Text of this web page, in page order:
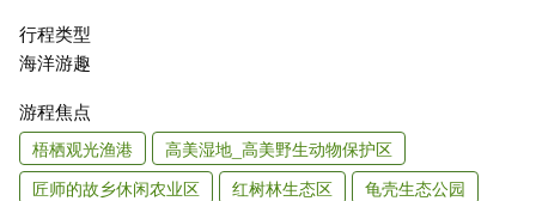
行程类型
海洋游趣
游程焦点
梧栖观光渔港
高美湿地_高美野生动物保护区
匠师的故乡休闲农业区
红树林生态区 龟壳生态公园